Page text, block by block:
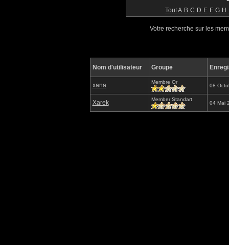
ToutA B C D E F G H
Votre recherche sur les
Nom d'utilisateur Groupe
xana Membre Or
08
Xarek Member Standart
04 Mai